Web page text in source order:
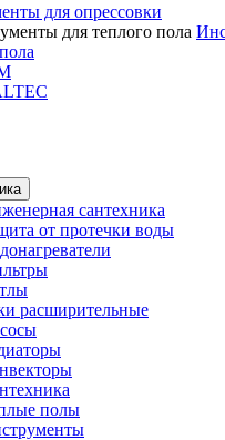
для опрессовки
сантехника
от протечки воды
расширительные
полы